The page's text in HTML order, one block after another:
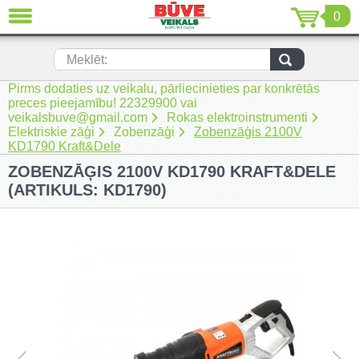
0
Meklēt:
Pirms dodaties uz veikalu, pārliecinieties par konkrētās
preces pieejamību! 22329900 vai
veikalsbuve@gmail.com
Rokas elektroinstrumenti
Elektriskie zāģi
Zobenzāģi
Zobenzāģis 2100V
KD1790 Kraft&Dele
ZOBENZĀĢIS 2100V KD1790 KRAFT&DELE
(ARTIKULS: KD1790)
AIZVĒRT
Jaunumi (230)
Akumulatora instrumenti (205)
Akumulatoru lādētāji un piederumi
(116)
Auto ķīmija un piederumi kopšanai
(22)
Rokas elektroinstrumenti (2)